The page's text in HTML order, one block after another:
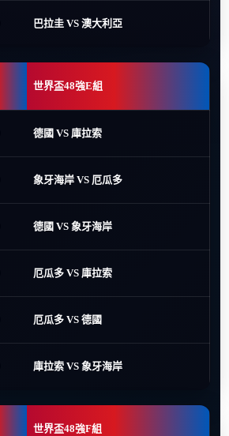
巴拉圭 VS 澳大利亞
世界盃48強E組
德國 VS 庫拉索
象牙海岸 VS 厄瓜多
德國 VS 象牙海岸
厄瓜多 VS 庫拉索
厄瓜多 VS 德國
庫拉索 VS 象牙海岸
世界盃48強F組